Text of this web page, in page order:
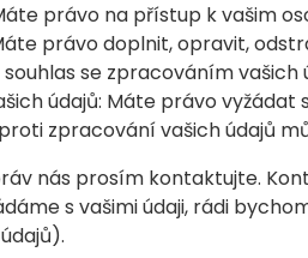
právo na přístup k vašim
právo doplnit, opravit,
se zpracováním
údajů: Máte právo
zpracování vašich údajů
nás prosím kontaktujte.
s vašimi údaji, rádi